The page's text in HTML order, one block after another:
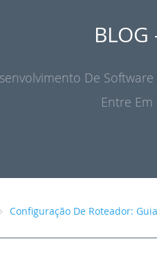
BLOG
De
Entre
Configuração De Roteador: